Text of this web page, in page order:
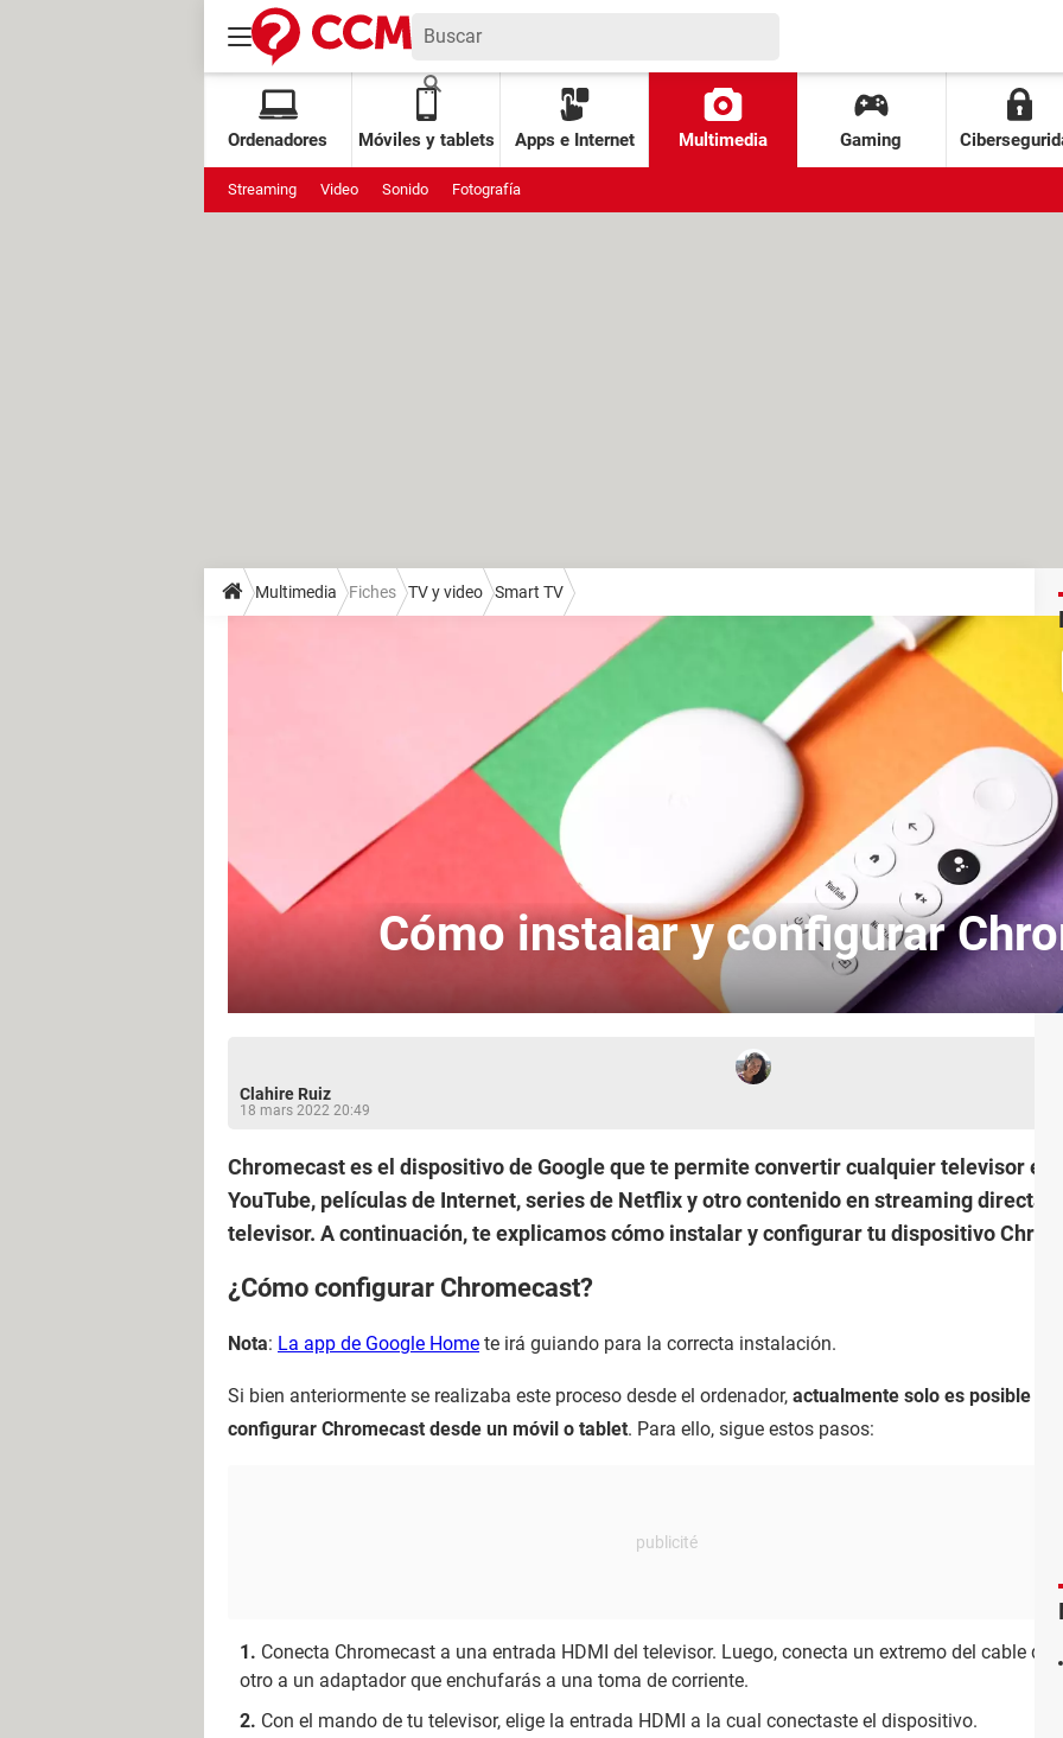
Ordenadores Móviles y tablets Apps e Internet Multimedia Gaming
Streaming Video Sonido Fotografía
Multimedia Fiches TV y video Smart TV
Cómo instalar y configurar
Clahire Ruiz
18 mars 2022 20:49
Chromecast es el dispositivo de Google que te permite convertir cualquier televisor en
YouTube, películas de Internet, series de Netflix y otro contenido en streaming
televisor. A continuación, te explicamos cómo instalar y configurar tu dispositivo
¿Cómo configurar Chromecast?
Nota: La app de Google Home te irá guiando para la correcta instalación.
Si bien anteriormente se realizaba este proceso desde el ordenador, actualmente solo es posible
configurar Chromecast desde un móvil o tablet. Para ello, sigue estos pasos:
Conecta Chromecast a una entrada HDMI del televisor. Luego, conecta un extremo del cable de
otro a un adaptador que enchufarás a una toma de corriente.
Con el mando de tu televisor, elige la entrada HDMI a la cual conectaste el dispositivo.